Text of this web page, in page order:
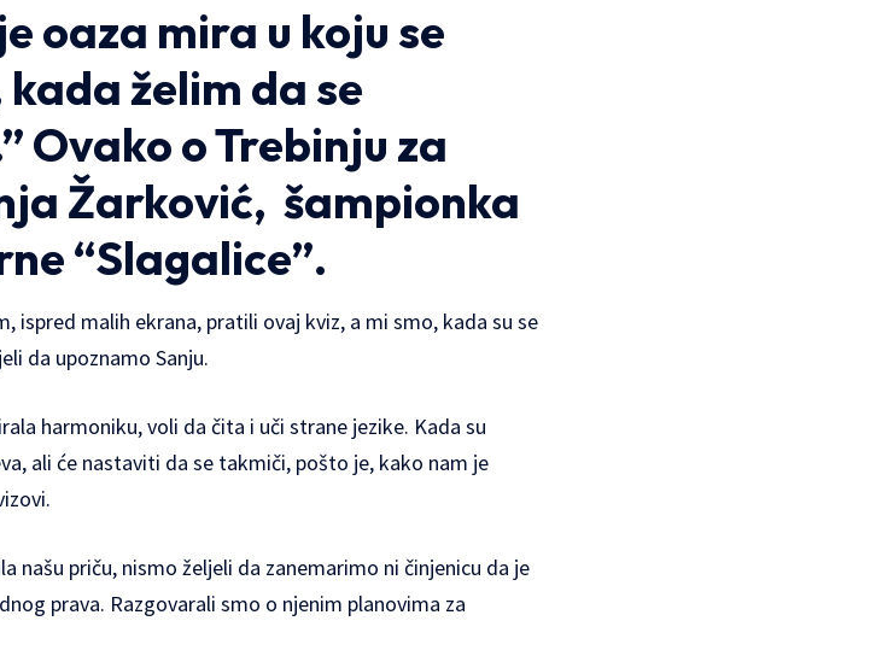
oaza mira u koju se
želim da se
Ovako o Trebinju za
Žarković, šampionka
“Slagalice”.
ispred malih ekrana, pratili ovaj kviz, a mi smo, kada su se
da upoznamo Sanju.
harmoniku, voli da čita i uči strane jezike. Kada su
ali će nastaviti da se takmiči, pošto je, kako nam je
našu priču, nismo željeli da zanemarimo ni činjenicu da je
prava. Razgovarali smo o njenim planovima za